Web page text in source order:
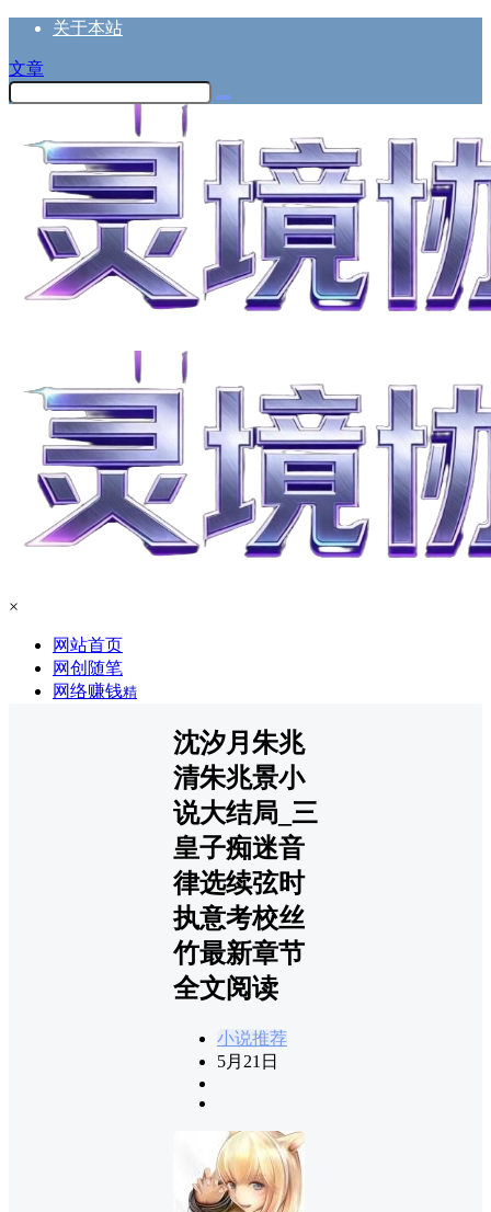
关于本站
文章
×
网站首页
网创随笔
网络赚钱精
沈汐月朱兆
清朱兆景小
说大结局_三
皇子痴迷音
律选续弦时
执意考校丝
竹最新章节
全文阅读
小说推荐
5月21日